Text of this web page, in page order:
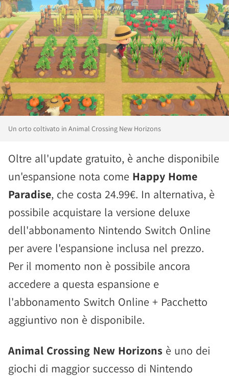
Un orto coltivato in Animal Crossing New Horizons
Oltre all'update gratuito, è anche disponibile
un'espansione nota come Happy Home
Paradise, che costa 24.99€. In alternativa, è
possibile acquistare la versione deluxe
dell'abbonamento Nintendo Switch Online
per avere l'espansione inclusa nel prezzo.
Per il momento non è possibile ancora
accedere a questa espansione e
l'abbonamento Switch Online + Pacchetto
aggiuntivo non è disponibile.
Animal Crossing New Horizons è uno dei
giochi di maggior successo di Nintendo